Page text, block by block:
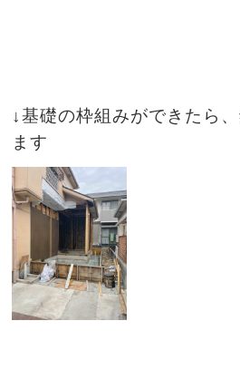
↓基礎の枠組みができたら
ます